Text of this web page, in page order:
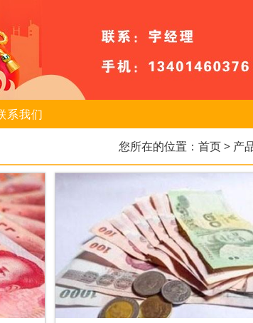
系我们
您所在的位置： 首页> 产